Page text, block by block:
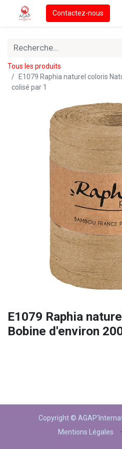
Contactez-nous
Tous les produits
E1079 Raphia naturel coloris
colisé par 1
E1079 Raphia
Bobine d'environ
Copyright ©
Mentions Légales
-